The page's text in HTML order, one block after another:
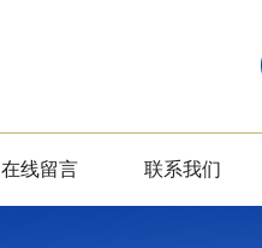
在线留言 联系我们